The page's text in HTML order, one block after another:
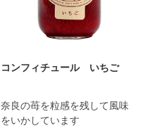
奈良の苺を粒感を残して風味
をいかしています
コンフィチュール いちご